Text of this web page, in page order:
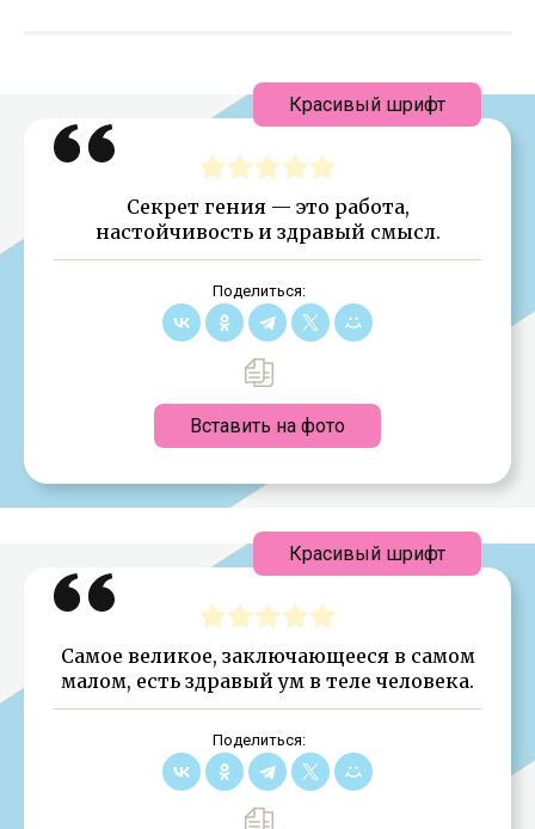
Секрет гения — это работа,
настойчивость и здравый смысл.
Поделиться:
Вставить на фото
Красивый шрифт
Самое великое, заключающееся в самом
малом, есть здравый ум в теле человека.
Поделиться:
Красивый шрифт